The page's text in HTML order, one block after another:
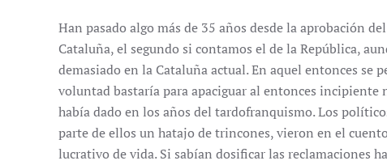
Han pasado algo más de 35 años desde la aprobación
Cataluña, el segundo si contamos el de la República,
demasiado en la Cataluña actual. En aquel entonces se
voluntad bastaría para apaciguar al entonces
había dado en los años del tardofranquismo. Los
parte de ellos un hatajo de trincones, vieron en el
lucrativo de vida. Si sabían dosificar las reclamaciones